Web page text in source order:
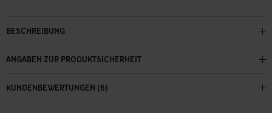
BESCHREIBUNG
ANGABEN ZUR PRODUKTSICHERHEIT
KUNDENBEWERTUNGEN (6)